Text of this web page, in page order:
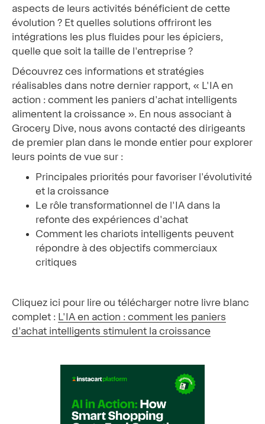
aspects de leurs activités bénéficient de cette
évolution ? Et quelles solutions offriront les
intégrations les plus fluides pour les épiciers,
quelle que soit la taille de l'entreprise ?
Découvrez ces informations et stratégies
réalisables dans notre dernier rapport, « L'IA en
action : comment les paniers d'achat intelligents
alimentent la croissance ». En nous associant à
Grocery Dive, nous avons contacté des dirigeants
de premier plan dans le monde entier pour explorer
leurs points de vue sur :
Principales priorités pour favoriser l'évolutivité
et la croissance
Le rôle transformationnel de l'IA dans la
refonte des expériences d'achat
Comment les chariots intelligents peuvent
répondre à des objectifs commerciaux
critiques
Cliquez ici pour lire ou télécharger notre livre blanc
complet : L'IA en action : comment les paniers
d'achat intelligents stimulent la croissance